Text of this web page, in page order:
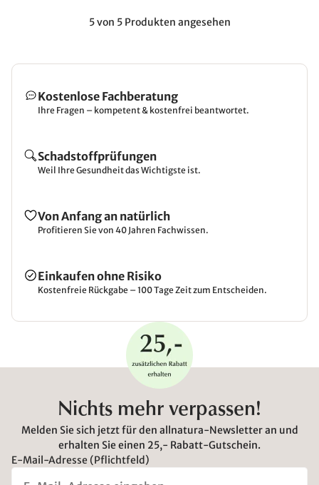
5 von 5 Produkten angesehen
Kostenlose Fachberatung
Ihre Fragen – kompetent & kostenfrei beantwortet.
Schadstoffprüfungen
Weil Ihre Gesundheit das Wichtigste ist.
Von Anfang an natürlich
Profitieren Sie von 40 Jahren Fachwissen.
Einkaufen ohne Risiko
Kostenfreie Rückgabe – 100 Tage Zeit zum Entscheiden.
Nichts mehr verpassen!
Melden Sie sich jetzt für den allnatura-Newsletter an und
erhalten Sie einen 25,- Rabatt-Gutschein.
E-Mail-Adresse (Pflichtfeld)